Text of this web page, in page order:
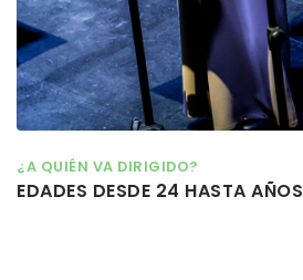
¿A QUIÉN VA DIRIGIDO?
EDADES DESDE 24 HASTA AÑOS